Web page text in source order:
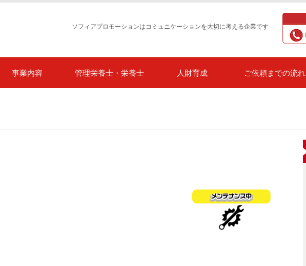
ソフィアプロモーションはコミュニケーションを大切に考える企業です
事業内容 管理栄養士・栄養士 人財育成 ご依頼までの流れ